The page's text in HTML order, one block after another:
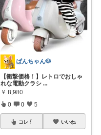
ぱんちゃん🐶
【衝撃価格！】レトロでおしゃ
れな電動クラシ ...
￥ 8,980
0 0 5
コレ いいね